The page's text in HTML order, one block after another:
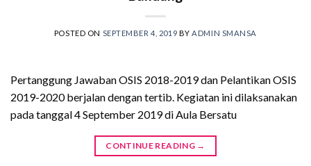
POSTED ON SEPTEMBER 4, 2019 BYADMIN SMANSA
Pertanggung Jawaban OSIS 2018-2019 dan Pelantikan OSIS
2019-2020 berjalan dengan tertib. Kegiatan ini dilaksanakan
pada tanggal 4 September 2019 di Aula Bersatu
CONTINUE READING →